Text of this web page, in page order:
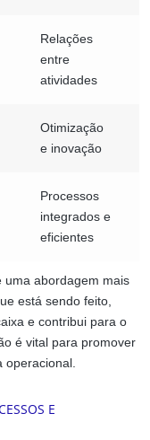
Relações
entre
atividades
Otimização
e inovação
Processos
integrados e
eficientes
uma abordagem mais
está sendo feito,
e contribui para o
é vital para promover
operacional.